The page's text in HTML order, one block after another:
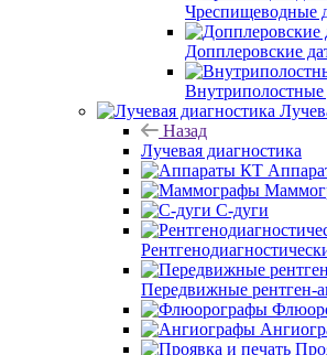
Чреспищеводные
Допплеровские
Внутриполостные
Назад
Лучевая диагностика
С-дуги
Передвижные рентген-